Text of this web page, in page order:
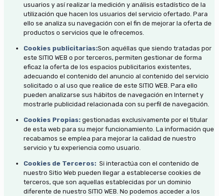
usuarios y así realizar la medición y análisis estadístico de la
utilización que hacen los usuarios del servicio ofertado. Para
ello se analiza su navegación con el fin de mejorar la oferta de
productos o servicios que le ofrecemos.
Cookies publicitarias:Son aquéllas que siendo tratadas por
este SITIO WEB o por terceros, permiten gestionar de forma
eficaz la oferta de los espacios publicitarios existentes,
adecuando el contenido del anuncio al contenido del servicio
solicitado o al uso que realice de este SITIO WEB. Para ello
pueden analizarse sus hábitos de navegación en Internet y
mostrarle publicidad relacionada con su perfil de navegación.
Cookies Propias: gestionadas exclusivamente por el titular
de esta web para su mejor funcionamiento. La información que
recabamos se emplea para mejorar la calidad de nuestro
servicio y tu experiencia como usuario.
Cookies de Terceros: Si interactúa con el contenido de
nuestro Sitio Web pueden llegar a establecerse cookies de
terceros, que son aquellas establecidas por un dominio
diferente de nuestro SITIO WEB. No podemos acceder a los